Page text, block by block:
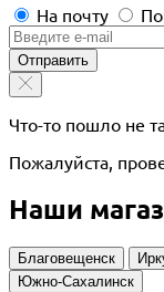
На почту
Отправить
Что-то пошло не
Пожалуйста,
Наши
Благовещенск
Южно-Сахалинск